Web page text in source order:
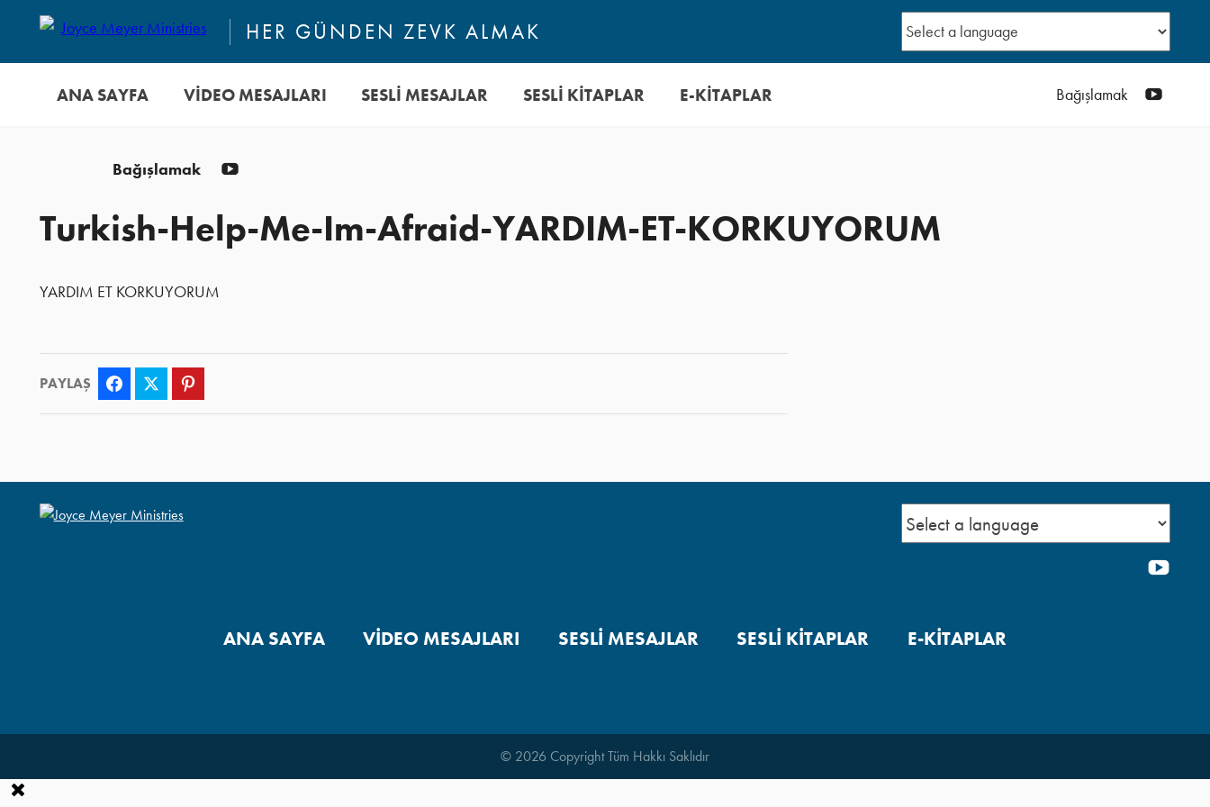
HER GÜNDEN ZEVK ALMAK
ANA SAYFA VİDEO MESAJLARI SESLI MESAJLAR SESLI KITAPLAR E-KİTAPLAR Bağışlamak
Bağışlamak YouTube
Turkish-Help-Me-Im-Afraid-YARDIM-ET-KORKUYORUM
YARDIM ET KORKUYORUM
PAYLAŞ Facebook Twitter
ANA SAYFA VİDEO MESAJLARI SESLI MESAJLAR SESLI KITAPLAR E-KİTAPLAR
© 2026 Copyright Tüm Hakkı Saklıdır